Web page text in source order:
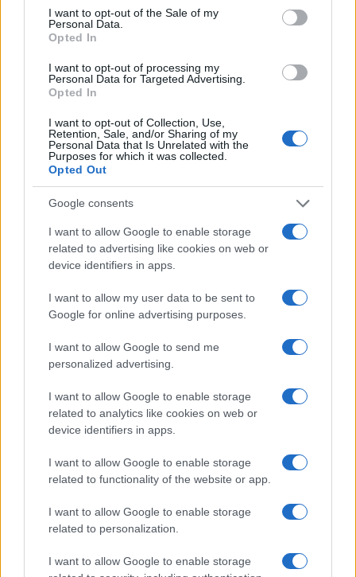
consent section.
I want to opt-out of the Sale of my
Personal Data.
Opted In
I want to opt-out of processing my
Personal Data for Targeted Advertising.
Opted In
I want to opt-out of Collection, Use,
Retention, Sale, and/or Sharing of my
Personal Data that Is Unrelated with the
Purposes for which it was collected.
Opted Out
Google consents
I want to allow Google to enable storage
related to advertising like cookies on web or
device identifiers in apps.
I want to allow my user data to be sent to
Google for online advertising purposes.
I want to allow Google to send me
personalized advertising.
I want to allow Google to enable storage
related to analytics like cookies on web or
device identifiers in apps.
I want to allow Google to enable storage
related to functionality of the website or app.
I want to allow Google to enable storage
related to personalization.
I want to allow Google to enable storage
Smartband o smartwatch: come scegliere il fitness
tracker giusto
Camilla Fiore · 8 Ago 2026
Allenamento in spiaggia: sequenze a corpo libero
efficaci
Cristian Castiglioni · 8 Ago 2026